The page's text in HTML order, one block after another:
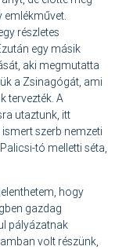
részletes
egy másik
aki megmutatta
a Zsinagógát, ami
tervezték. A
utaztunk, itt
szerb nemzeti
tó melletti séta,
hogy
gazdag
pályázatnak
volt részünk,